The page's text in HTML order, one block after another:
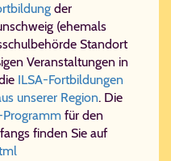
der
(ehemals
Standort
Veranstaltungen in
ILSA-Fortbildungen
unserer Region. Die
Programm für den
finden Sie auf